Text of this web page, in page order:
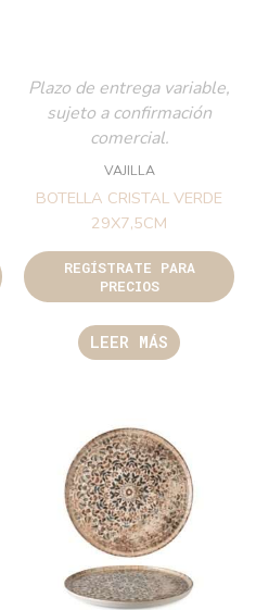
Plazo de entrega variable,
sujeto a confirmación
comercial.
VAJILLA
BOTELLA CRISTAL VERDE
29X7,5CM
REGÍSTRATE PARA
PRECIOS
LEER MÁS